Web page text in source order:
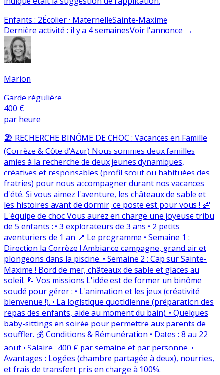
Enfants : 2Écolier · MaternelleSainte-Maxime
Dernière activité : il y a 4 semainesVoir l'annonce →
Marion
Garde régulière
400 €
par heure
🏖️ RECHERCHE BINÔME DE CHOC : Vacances en Famille
(Corrèze & Côte d’Azur) Nous sommes deux familles
amies à la recherche de deux jeunes dynamiques,
créatives et responsables (profil scout ou habituées des
fratries) pour nous accompagner durant nos vacances
d'été. Si vous aimez l'aventure, les châteaux de sable et
les histoires avant de dormir, ce poste est pour vous ! 👶
L'équipe de choc Vous aurez en charge une joyeuse tribu
de 5 enfants : • 3 explorateurs de 3 ans • 2 petits
aventuriers de 1 an 📍 Le programme • Semaine 1 :
Direction la Corrèze ! Ambiance campagne, grand air et
plongeons dans la piscine. • Semaine 2 : Cap sur Sainte-
Maxime ! Bord de mer, châteaux de sable et glaces au
soleil. 📝 Vos missions L'idée est de former un binôme
soudé pour gérer : • L'animation et les jeux (créativité
bienvenue !). • La logistique quotidienne (préparation des
repas des enfants, aide au moment du bain). • Quelques
baby-sittings en soirée pour permettre aux parents de
souffler. 💰 Conditions & Rémunération • Dates : 8 au 22
aout • Salaire : 400 € par semaine et par personne. •
Avantages : Logées (chambre partagée à deux), nourries,
et frais de transfert pris en charge à 100%.